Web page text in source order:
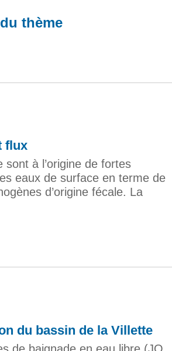
thème
flux
à l’origine de fortes
eaux de surface en terme de
d’origine fécale. La
du bassin de la Villette